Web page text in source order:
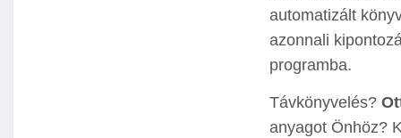
automatizált
azonnali
programba.
Távkönyvelés?
anyagot Önhöz?